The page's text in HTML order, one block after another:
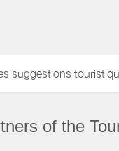
suggestions
of the